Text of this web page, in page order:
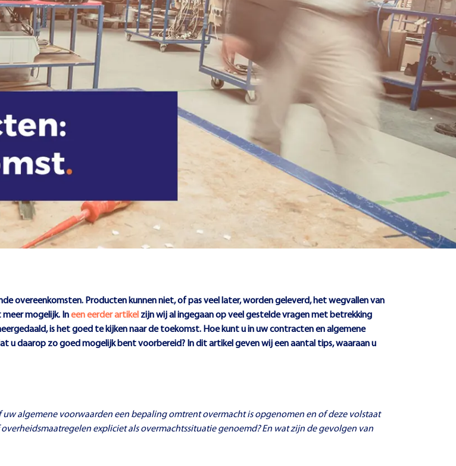
overeenkomsten. Producten kunnen niet, of pas veel later, worden geleverd, het wegvallen van
mogelijk. Ineen eerder artikel zijn wij al ingegaan op veel gestelde vragen met betrekking
is het goed te kijken naar de toekomst. Hoe kunt u in uw contracten en algemene
u daarop zo goed mogelijk bent voorbereid? In dit artikel geven wij een aantal tips, waaraan u
algemene voorwaarden een bepaling omtrent overmacht is opgenomen en of deze volstaat
expliciet als overmachtssituatie genoemd? En wat zijn de gevolgen van